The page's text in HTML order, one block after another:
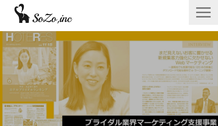
ニュース＆リリース
サービス一覧
あつみゆりかオフィシャル情報